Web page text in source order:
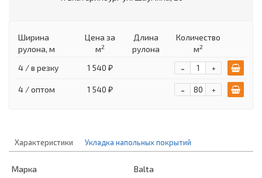
Ширина
рулона, м
Цена за
м2
Длина
рулона
Количество
м2
4 / в резку 1 540 ₽ +
-
4 / оптом 1 540 ₽ +
-
Характеристики Укладка напольных покрытий
Марка
Balta